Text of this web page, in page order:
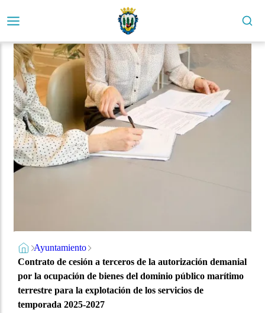
Ayuntamiento
Contrato de cesión a terceros de la autorización demanial
por la ocupación de bienes del dominio público marítimo
terrestre para la explotación de los servicios de
temporada 2025-2027